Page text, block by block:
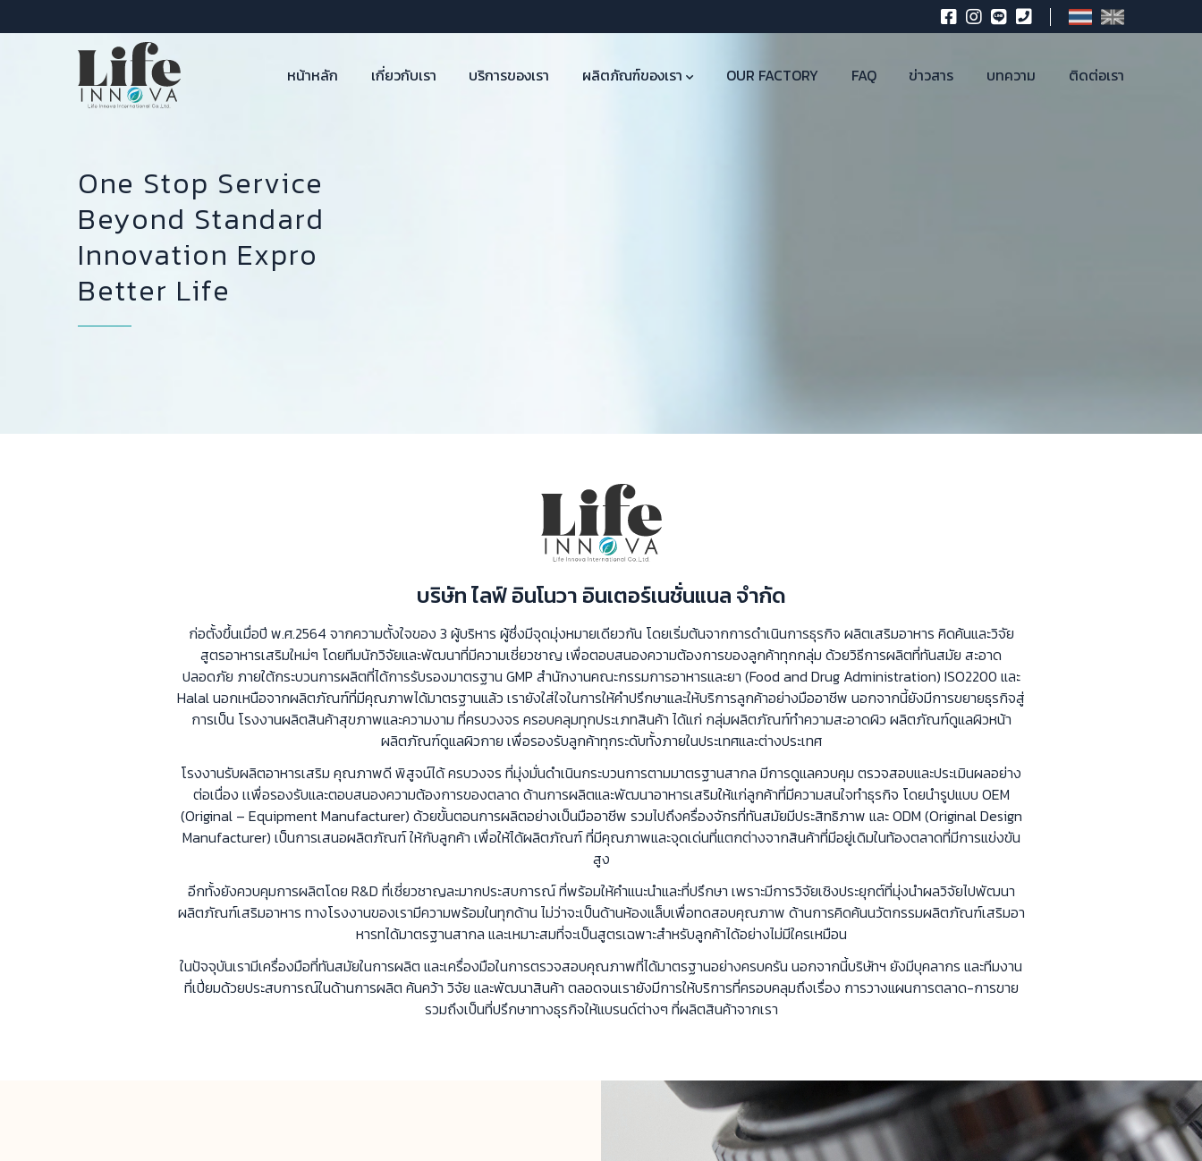
หน้าหลัก เกี่ยวกับเรา บริการของเรา ผลิตภัณฑ์ของเรา OUR FACTORY FAQ ข่าวสาร บทความ ติดต่อเรา
One Stop Service
Beyond Standard
Innovation Expro
Better Life
บริษัท ไลฟ์ อินโนวา อินเตอร์เนชั่นแนล จำกัด
ก่อตั้งขึ้นเมื่อปี พ.ศ.2564 จากความตั้งใจของ 3 ผู้บริหาร ผู้ซึ่งมีจุดมุ่งหมายเดียวกัน โดยเริ่มต้นจากการดำเนินการธุรกิจ ผลิตเสริมอาหาร คิดค้นและวิจัย
สูตรอาหารเสริมใหม่ๆ โดยทีมนักวิจัยและพัฒนาที่มีความเชี่ยวชาญ เพื่อตอบสนองความต้องการของลูกค้าทุกกลุ่ม ด้วยวิธีการผลิตที่ทันสมัย สะอาด
ปลอดภัย ภายใต้กระบวนการผลิตที่ได้การรับรองมาตรฐาน GMP สํานักงานคณะกรรมการอาหารและยา (Food and Drug Administration) ISO2200 และ
Halal นอกเหนือจากผลิตภัณฑ์ที่มีคุณภาพได้มาตรฐานแล้ว เรายังใส่ใจในการให้คำปรึกษาและให้บริการลูกค้าอย่างมืออาชีพ นอกจากนี้ยังมีการขยายธุรกิจสู่
การเป็น โรงงานผลิตสินค้าสุขภาพและความงาม ที่ครบวงจร ครอบคลุมทุกประเภทสินค้า ได้แก่ กลุ่มผลิตภัณฑ์ทำความสะอาดผิว ผลิตภัณฑ์ดูแลผิวหน้า
ผลิตภัณฑ์ดูแลผิวกาย เพื่อรองรับลูกค้าทุกระดับทั้งภายในประเทศและต่างประเทศ
โรงงานรับผลิตอาหารเสริม คุณภาพดี พิสูจน์ได้ ครบวงจร ที่มุ่งมั่นดำเนินกระบวนการตามมาตรฐานสากล มีการดูแลควบคุม ตรวจสอบและประเมินผลอย่าง
ต่อเนื่อง เเพื่อรองรับและตอบสนองความต้องการของตลาด ด้านการผลิตและพัฒนาอาหารเสริมให้แก่ลูกค้าที่มีความสนใจทำธุรกิจ โดยนำรูปแบบ OEM
(Original – Equipment Manufacturer) ด้วยขั้นตอนการผลิตอย่างเป็นมืออาชีพ รวมไปถึงครื่องจักรที่ทันสมัยมีประสิทธิภาพ และ ODM (Original Design
Manufacturer) เป็นการเสนอผลิตภัณฑ์ ให้กับลูกค้า เพื่อให้ได้ผลิตภัณฑ์ ที่มีคุณภาพและจุดเด่นที่แตกต่างจากสินค้าที่มีอยู่เดิมในท้องตลาดที่มีการแข่งขัน
สูง
อีกทั้งยังควบคุมการผลิตโดย R&D ที่เชี่ยวชาญละมากประสบการณ์ ที่พร้อมให้คำแนะนำและที่ปรึกษา เพราะมีการวิจัยเชิงประยุกต์ที่มุ่งนำผลวิจัยไปพัฒนา
ผลิตภัณฑ์เสริมอาหาร ทางโรงงานของเรามีความพร้อมในทุกด้าน ไม่ว่าจะเป็นด้านห้องแล็บเพื่อทดสอบคุณภาพ ด้านการคิดค้นนวัตกรรมผลิตภัณฑ์เสริมอา
หารทได้มาตรฐานสากล และเหมาะสมที่จะเป็นสูตรเฉพาะสำหรับลูกค้าได้อย่างไม่มีใครเหมือน
ในปัจจุบันเรามีเครื่องมือที่ทันสมัยในการผลิต และเครื่องมือในการตรวจสอบคุณภาพที่ได้มาตรฐานอย่างครบครัน นอกจากนี้บริษัทฯ ยังมีบุคลากร และทีมงาน
ที่เปี่ยมด้วยประสบการณ์ในด้านการผลิต ค้นคว้า วิจัย และพัฒนาสินค้า ตลอดจนเรายังมีการให้บริการที่ครอบคลุมถึงเรื่อง การวางแผนการตลาด-การขาย
รวมถึงเป็นที่ปรึกษาทางธุรกิจให้แบรนด์ต่างๆ ที่ผลิตสินค้าจากเรา